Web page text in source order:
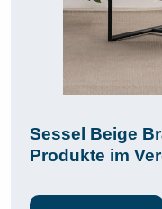
Sessel Beige
Produkte im